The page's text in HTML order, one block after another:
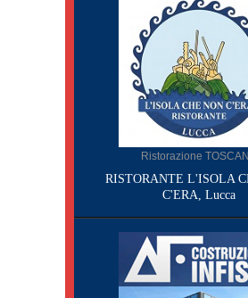
Ristorazione
RISTORANTE L'ISOLA
C'ERA, Lucca